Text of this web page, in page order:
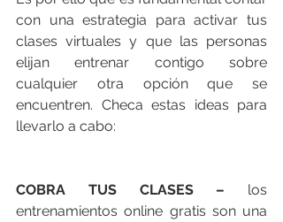
con una estrategia para activar tus
clases virtuales y que las personas
elijan entrenar contigo sobre
cualquier otra opción que se
encuentren. Checa estas ideas para
llevarlo a cabo:
COBRA TUS CLASES – los
entrenamientos online gratis son una